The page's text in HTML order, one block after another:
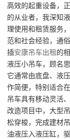
高效的起重设备，
的从业者，我深知
理使用和租赁服务
范和社会经验，通
插安康吊车出租 的
液压小吊车，顾名
它通常由底盘、液
作简便，特别适合
吊车具有移动灵活
改造项目中，大型
松穿梭，完成建材
油液压入液压缸，